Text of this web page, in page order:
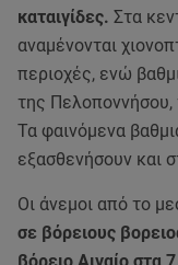
καταιγίδες. Στα
αναμένονται
περιοχές, ενώ
της Πελοποννήσου,
Τα φαινόμενα
εξασθενήσουν και
Οι άνεμοι από το
σε βόρειους